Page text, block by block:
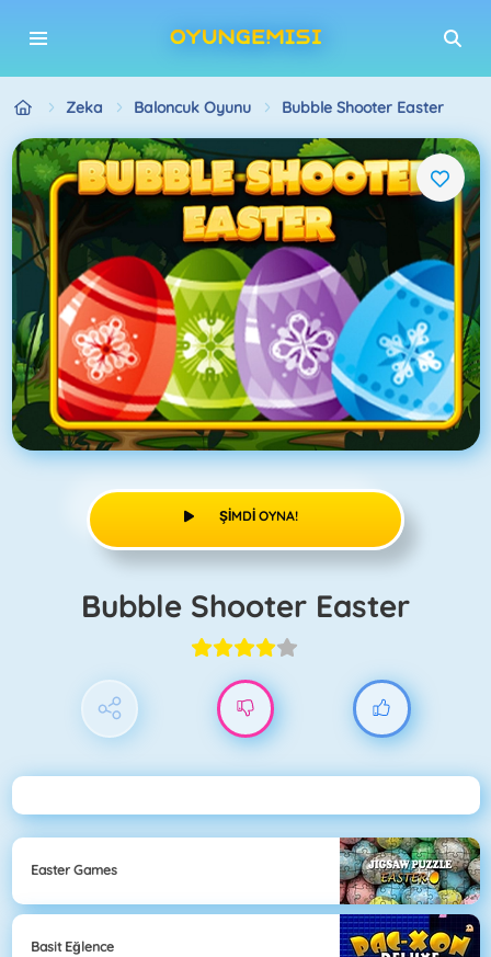
Zeka Baloncuk Oyunu Bubble Shooter Easter
ŞIMDI OYNA!
Bubble Shooter Easter
Easter Games
Basit Eğlence